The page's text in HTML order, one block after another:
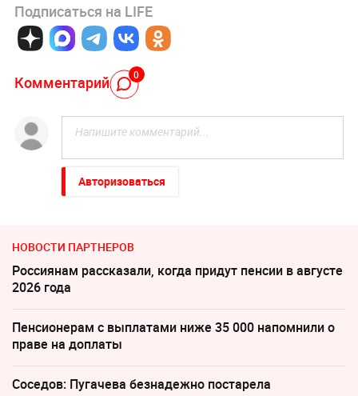
Подписаться на LIFE
Комментарий 0
Авторизоваться
НОВОСТИ ПАРТНЕРОВ
Россиянам рассказали, когда придут пенсии в августе
2026 года
Пенсионерам с выплатами ниже 35 000 напомнили о
праве на доплаты
Соседов: Пугачева безнадежно постарела